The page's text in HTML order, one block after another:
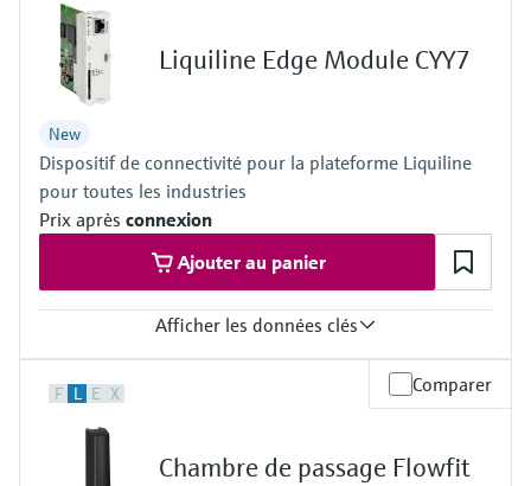
2 à 4x sortie courant 0/4 à 20 mA
relais alarme, 2x relais
Indice de protection
IP66 / IP67
Liquiline Edge Module CYY7
New
Dispositif de connectivité pour la plateforme Liquiline
pour toutes les industries
Prix après connexion
Ajouter au panier
Afficher les données clés
connexion à la plateforme cloud Netilion :
Ethernet ; communication radio
Indice de protection
selon le produit de la plateforme Liquiline
F L E X Comparer
Chambre de passage Flowfit